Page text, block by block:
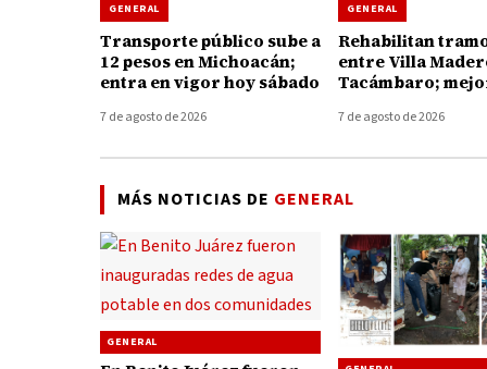
GENERAL
Transporte público sube a
12 pesos en Michoacán;
entra en vigor hoy sábado
7 de agosto de 2026
GENERAL
Rehabilitan
entre Villa
Tacámbaro;
Caliente
7 de agosto de 2026
MÁS NOTICIAS DE GENERAL
GENERAL